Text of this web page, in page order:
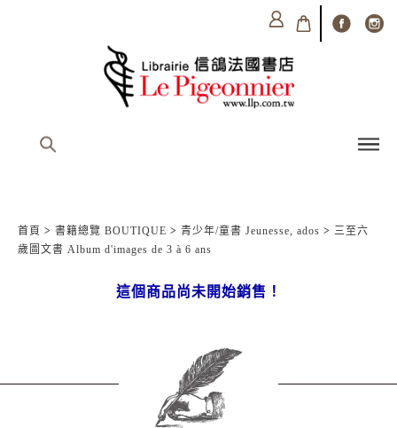
首頁 > 書籍總覽 BOUTIQUE > 青少年/童書 Jeunesse, ados > 三至六
歲圖文書 Album d'images de 3 à 6 ans
這個商品尚未開始銷售！